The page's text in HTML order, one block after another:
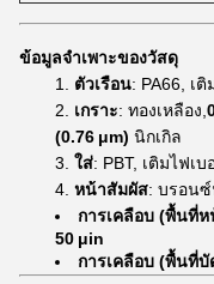
ข้อมูลจำเพาะของวัสดุ
ตัวเรือน: PA66, เ
เกราะ: ทองเหลือง,
(0.76 μm) นิกเกิล
ใส่: PBT, เติมไฟเ
หน้าสัมผัส: บรอนซ์
การเคลือบ (พื้นที่
50 μin
การเคลือบ (พื้นที่บั